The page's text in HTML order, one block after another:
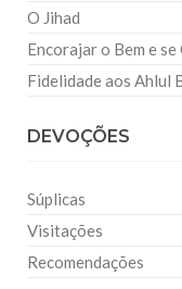
O Jihad
Encorajar o Bem e
Fidelidade aos Ahlul
DEVOÇÕES
Súplicas
Visitações
Recomendações